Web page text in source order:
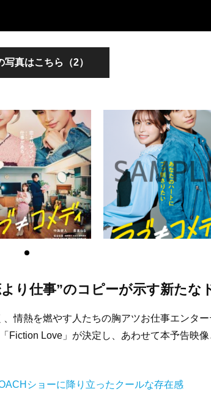
写真はこちら（2）
り仕事”のコピーが示す新たな
情熱を燃やす人たちの胸アツお仕事エンター
Fiction Love」が決定し、あわせて本予告映像
ショーに降り立ったクールな存在感